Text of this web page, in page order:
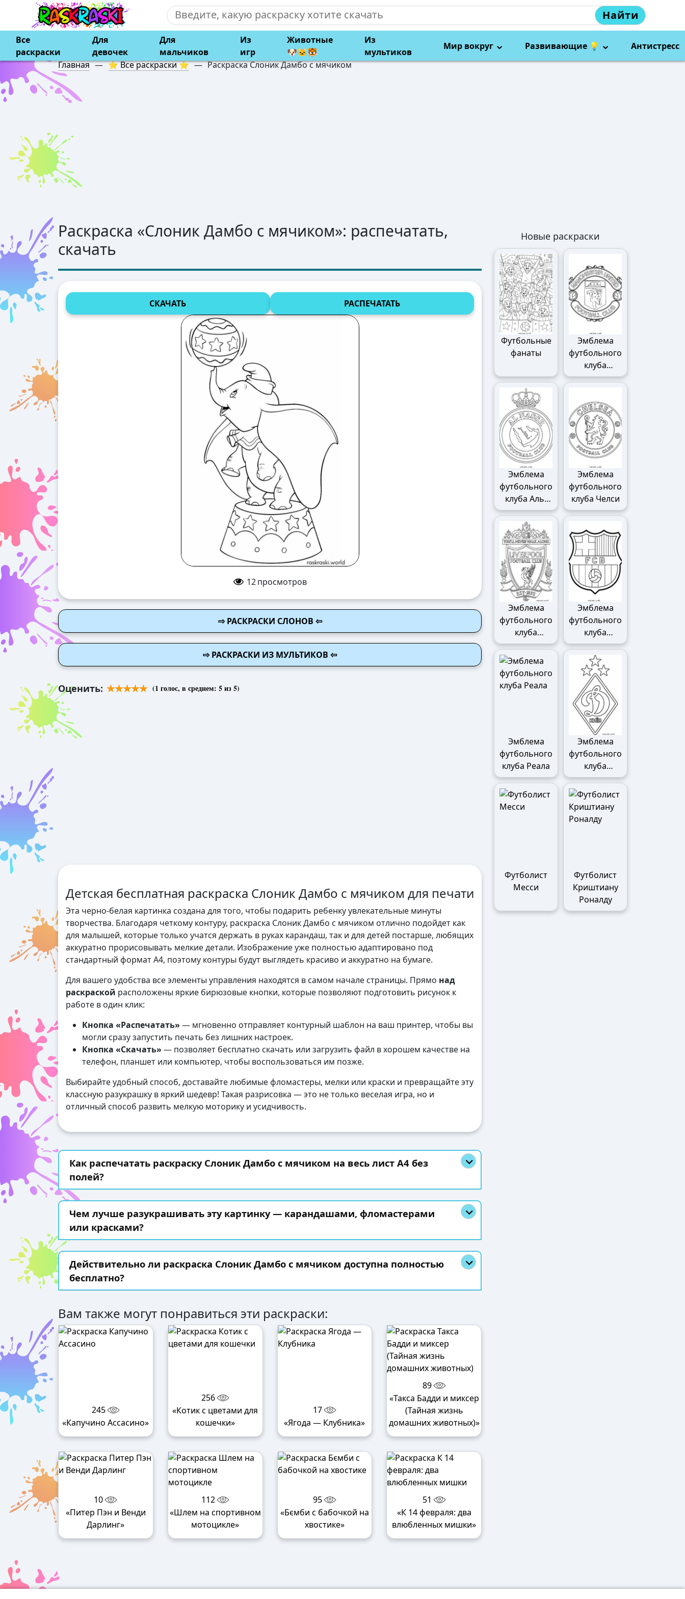
Найти
Все
раскраски
Для
девочек
Для
мальчиков
Из
игр
Животные
🐶🐱🐯
Из
мультиков
Мир вокруг Развивающие 💡
Антистресс
Главная — ⭐ Все раскраски ⭐ — Раскраска Слоник Дамбо с мячиком
Раскраска «Слоник Дамбо с мячиком»: распечатать,
скачать
СКАЧАТЬ РАСПЕЧАТАТЬ
12 просмотров
⇨ РАСКРАСКИ СЛОНОВ ⇦
⇨ РАСКРАСКИ ИЗ МУЛЬТИКОВ ⇦
Оценить: (1 голос, в среднем: 5из 5)
Детская бесплатная раскраска Слоник Дамбо с мячиком для печати
Эта черно-белая картинка создана для того, чтобы подарить ребенку увлекательные минуты
творчества. Благодаря четкому контуру, раскраска Слоник Дамбо с мячиком отлично подойдет как
для малышей, которые только учатся держать в руках карандаш, так и для детей постарше, любящих
аккуратно прорисовывать мелкие детали. Изображение уже полностью адаптировано под
стандартный формат А4, поэтому контуры будут выглядеть красиво и аккуратно на бумаге.
Для вашего удобства все элементы управления находятся в самом начале страницы. Прямо над
раскраской расположены яркие бирюзовые кнопки, которые позволяют подготовить рисунок к
работе в один клик:
Кнопка «Распечатать» — мгновенно отправляет контурный шаблон на ваш принтер, чтобы вы
могли сразу запустить печать без лишних настроек.
Кнопка «Скачать» — позволяет бесплатно скачать или загрузить файл в хорошем качестве на
телефон, планшет или компьютер, чтобы воспользоваться им позже.
Выбирайте удобный способ, доставайте любимые фломастеры, мелки или краски и превращайте эту
классную разукрашку в яркий шедевр! Такая разрисовка — это не только веселая игра, но и
отличный способ развить мелкую моторику и усидчивость.
Как распечатать раскраску Слоник Дамбо с мячиком на весь лист А4 без
полей?
Чем лучше разукрашивать эту картинку — карандашами, фломастерами
или красками?
Действительно ли раскраска Слоник Дамбо с мячиком доступна полностью
бесплатно?
Вам также могут понравиться эти раскраски:
245
«Капучино Ассасино»
256
«Котик с цветами для
кошечки»
17
«Ягода — Клубника»
89
«Такса Бадди и миксер
(Тайная жизнь
домашних животных)»
10
«Питер Пэн и Венди
Дарлинг»
112
«Шлем на спортивном
мотоцикле»
95
«Бємби с бабочкой на
хвостике»
51
«К 14 февраля: два
влюбленных мишки»
Новые раскраски
Футбольные
фанаты
Эмблема
футбольного
клуба
Манчестер
Эмблема
футбольного
клуба Аль-
Наср
Эмблема
футбольного
клуба Челси
Эмблема
футбольного
клуба
Ливерпуля
Эмблема
футбольного
клуба
Барселоны
Эмблема
футбольного
клуба Реала
Эмблема
футбольного
клуба
Динамо
Футболист
Месси
Футболист
Криштиану
Роналду